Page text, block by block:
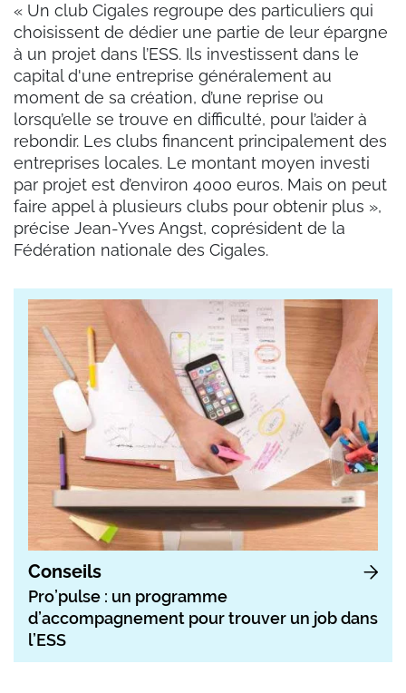
« Un club Cigales regroupe des particuliers qui
choisissent de dédier une partie de leur épargne
à un projet dans l’ESS. Ils investissent dans le
capital d'une entreprise généralement au
moment de sa création, d’une reprise ou
lorsqu’elle se trouve en difficulté, pour l’aider à
rebondir. Les clubs financent principalement des
entreprises locales. Le montant moyen investi
par projet est d’environ 4000 euros. Mais on peut
faire appel à plusieurs clubs pour obtenir plus »,
précise Jean-Yves Angst, coprésident de la
Fédération nationale des Cigales.
Conseils
Pro’pulse : un programme
d’accompagnement pour trouver un job dans
l’ESS